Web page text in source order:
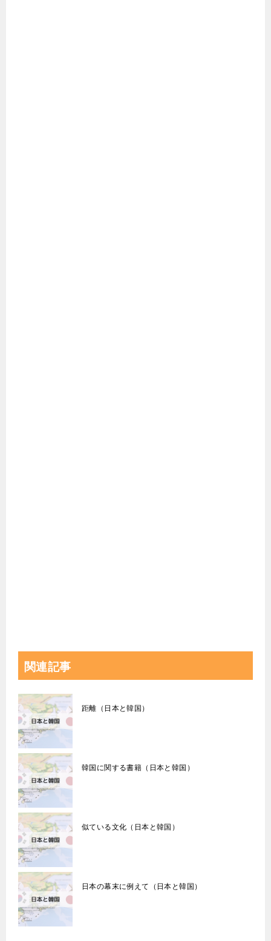
関連記事
距離（日本と韓国）
韓国に関する書籍（日本と韓国）
似ている文化（日本と韓国）
日本の幕末に例えて（日本と韓国）